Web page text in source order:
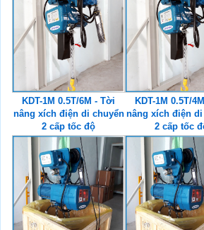
KDT-1M 0.5T/6M - Tời
nâng xích điện di chuyển
2 cấp tốc độ
KDT-1M 0.5T/
nâng xích điện di
2 cấp tốc